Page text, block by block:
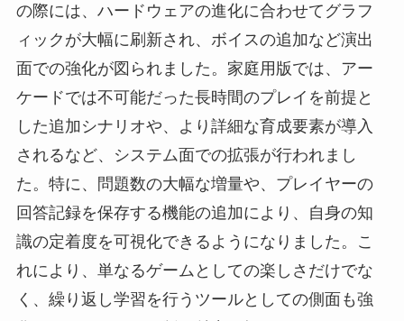
の際には、ハードウェアの進化に合わせてグラフ
ィックが大幅に刷新され、ボイスの追加など演出
面での強化が図られました。家庭用版では、アー
ケードでは不可能だった長時間のプレイを前提と
した追加シナリオや、より詳細な育成要素が導入
されるなど、システム面での拡張が行われまし
た。特に、問題数の大幅な増量や、プレイヤーの
回答記録を保存する機能の追加により、自身の知
識の定着度を可視化できるようになりました。こ
れにより、単なるゲームとしての楽しさだけでな
く、繰り返し学習を行うツールとしての側面も強